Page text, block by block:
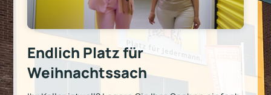
Endlich Platz für
Weihnachtssachen